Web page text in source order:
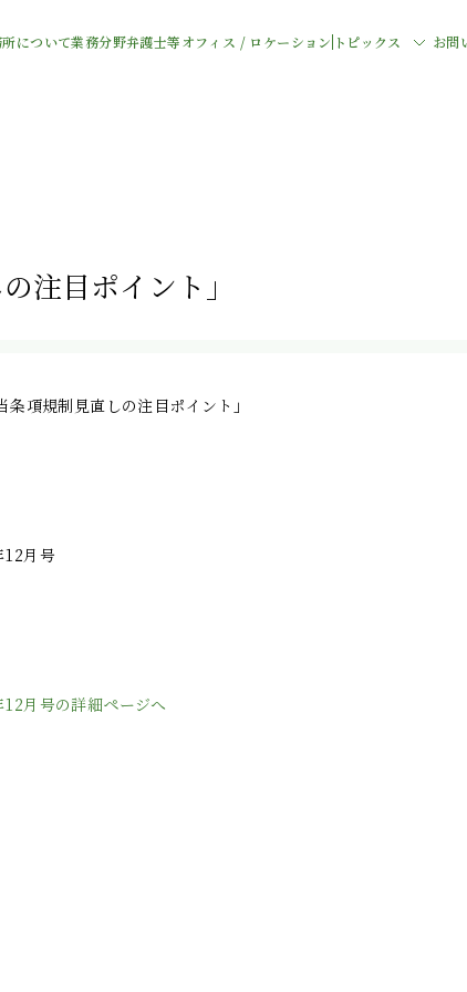
について業務分野弁護士等オフィス / ロケーション トピックス お問
注目ポイント」
項規制見直しの注目ポイント」
月号
月号の詳細ページへ